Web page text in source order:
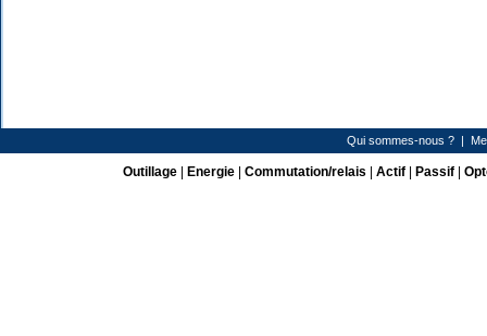
Qui sommes-nous ? |
Outillage| Energie| Commutation/relais Actif| Passif|